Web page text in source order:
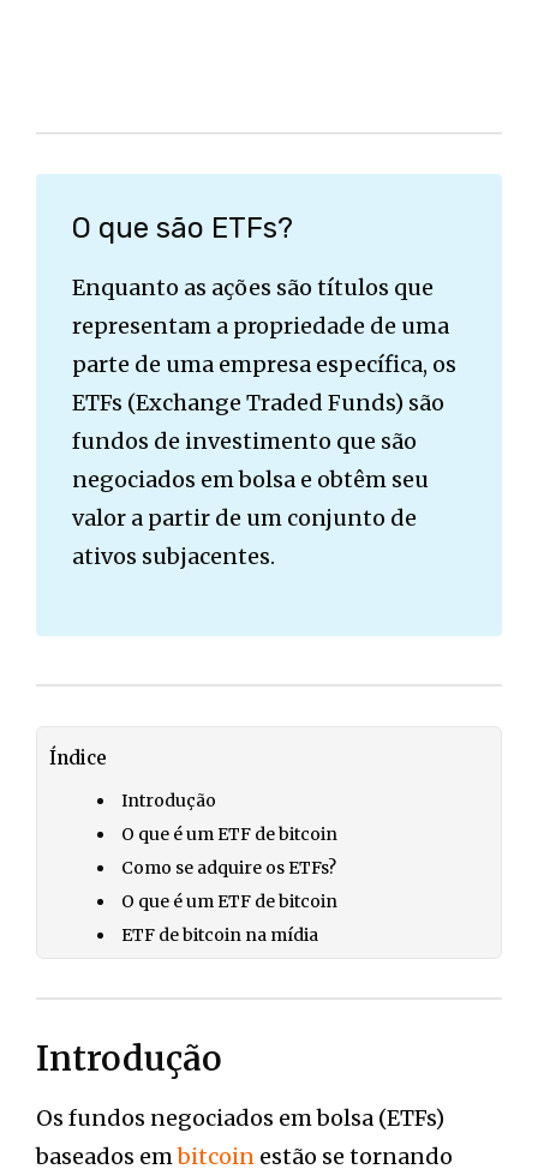
O que são ETFs?
Enquanto as ações são títulos que
representam a propriedade de uma
parte de uma empresa específica, os
ETFs (Exchange Traded Funds) são
fundos de investimento que são
negociados em bolsa e obtêm seu
valor a partir de um conjunto de
ativos subjacentes.
Índice
Introdução
O que é um ETF de bitcoin
Como se adquire os ETFs?
O que é um ETF de bitcoin
ETF de bitcoin na mídia
Introdução
Os fundos negociados em bolsa (ETFs)
baseados embitcoin estão se tornando